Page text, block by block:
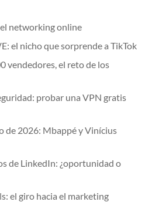
networking online
el nicho que sorprende a TikTok
vendedores, el reto de los
probar una VPN gratis
de 2026: Mbappé y Vinícius
de LinkedIn: ¿oportunidad o
el giro hacia el marketing